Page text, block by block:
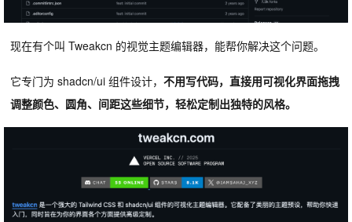
现在有个叫 Tweakcn 的视觉主题编辑器，能帮你解决这个问题。
它专门为 shadcn/ui 组件设计， 不用写代码，直接用可视化界面拖拽
调整颜色、圆角、间距这些细节，轻松定制出独特的风格。